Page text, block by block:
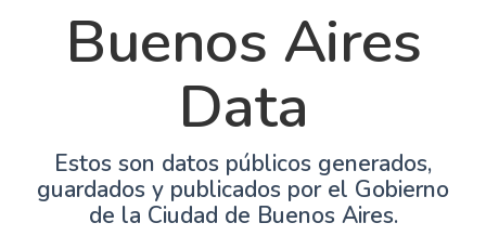
Buenos Aires
Data
Estos son datos públicos generados,
guardados y publicados por el Gobierno
de la Ciudad de Buenos Aires.